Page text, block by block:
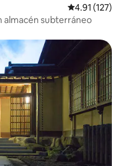
Calificación
4.91 (127)
almacén subterráneo